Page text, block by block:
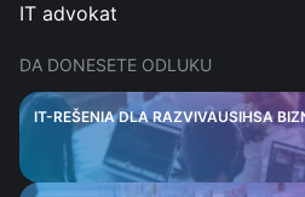
IT advokat
DA DONESETE ODLUKU
IT-REŠENIA DLA RAZVIVAUSIHSA